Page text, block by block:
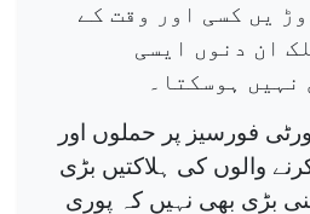
یں کسی اور وقت کے
ان دنوں ایسی
نہیں ہوسکتا۔
فورسیز پر حملوں اور
والوں کی ہلاکتیں بڑی
بڑی بھی نہیں کہ پوری